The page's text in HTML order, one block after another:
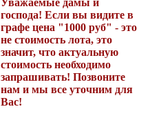
Уважаемые дамы и
господа! Если вы видите в
графе цена "1000 руб" - это
не стоимость лота, это
значит, что актуальную
стоимость необходимо
запрашивать! Позвоните
нам и мы все уточним для
Вас!